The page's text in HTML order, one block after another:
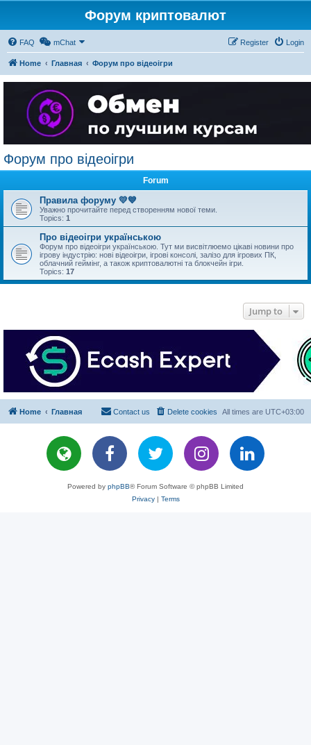
Форум криптовалют
FAQ mChat Login
Register
Home Главная Форум про відеоігри
Форум про відеоігри
Forum
Правила форуму 💛💙
Уважно прочитайте перед створенням нової теми.
Topics: 1
Про відеоігри українською
Форум про відеоігри українською. Тут ми висвітлюемо цікаві новини про
ігрову індустрію: нові відеоігри, ігрові консолі, залізо для ігрових ПК,
облачний геймінг, а також криптовалютні та блокчейн ігри.
Topics: 17
Jump to
Home Главная All times are UTC+03:00
Delete cookies
Contact us
Powered by phpBB® Forum Software © phpBB Limited
Privacy| Terms